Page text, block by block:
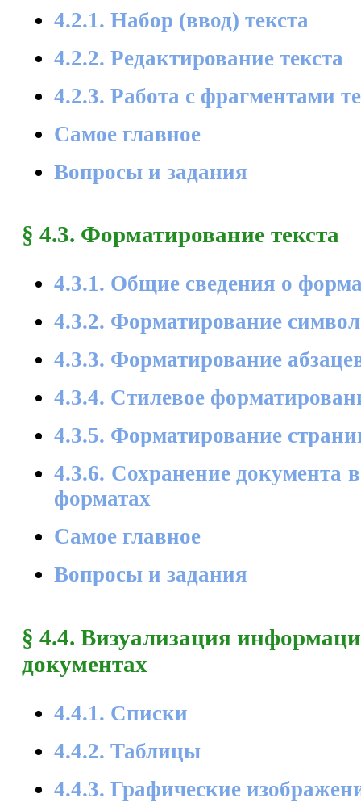
4.2.1. Набор (ввод) текста
4.2.2. Редактирование текста
4.2.3. Работа с фрагментами
Самое главное
Вопросы и задания
§ 4.3. Форматирование текста
4.3.1. Общие сведения о
4.3.2. Форматирование
4.3.3. Форматирование
4.3.4. Стилевое
4.3.5. Форматирование
4.3.6. Сохранение документа
форматах
Самое главное
Вопросы и задания
§ 4.4. Визуализация
документах
4.4.1. Списки
4.4.2. Таблицы
4.4.3. Графические